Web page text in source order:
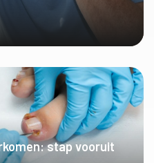
MEER
stap vooruit